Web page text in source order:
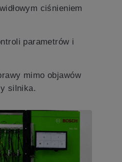
ciśnieniem
parametrów i
mimo objawów
silnika.